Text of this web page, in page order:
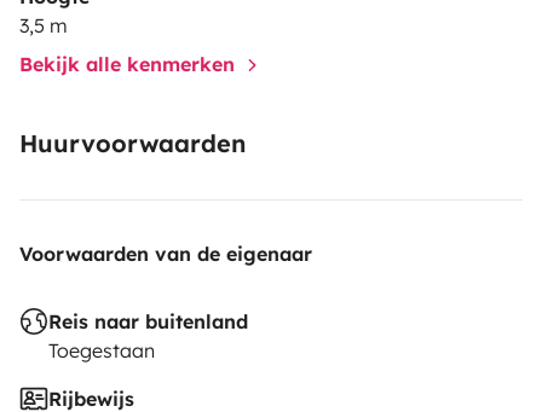
3,5 m
Bekijk alle kenmerken
Huurvoorwaarden
Voorwaarden van de eigenaar
Reis naar buitenland
Toegestaan
Rijbewijs